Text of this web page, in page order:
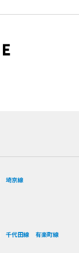
埼京線
千代田線
有楽町線